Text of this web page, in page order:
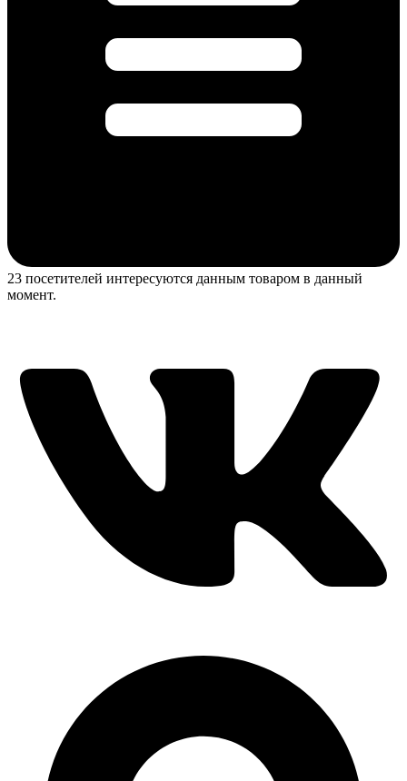
23 посетителей интересуются данным товаром в данный
момент.